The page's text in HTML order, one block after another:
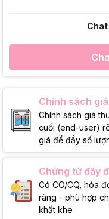
Chính sách giá
Chính sách giá
cuối (end-user)
giá để đẩy số
Chứng từ đầy
Có CO/CQ, hóa
ràng - phù hợp
khắt khe